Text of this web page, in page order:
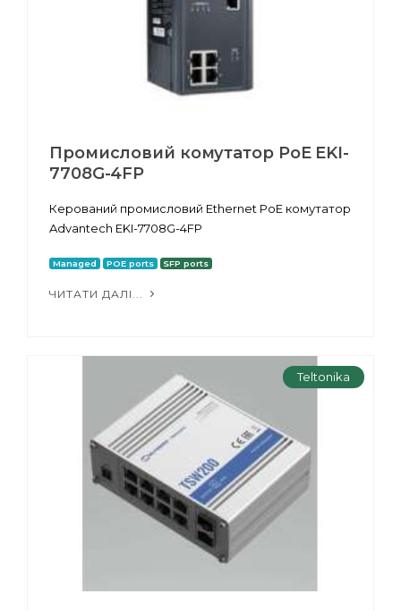
Промисловий комутатор PoE EKI-
7708G-4FP
Керований промисловий Ethernet PoE комутатор
Advantech EKI-7708G-4FP
Managed POE ports SFP ports
ЧИТАТИ ДАЛІ...
Teltonika